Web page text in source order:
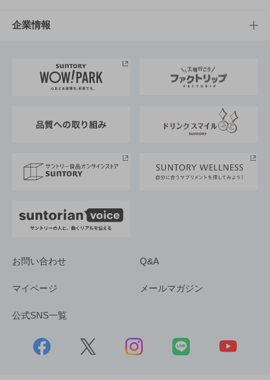
栄養成分一覧
工場見学
地域情報
サントリーホール
サントリーサンバーズ大阪
サステナビリティTOP
サントリーが考えるサステナビリティ経営
企業情報
企業概要
採用情報
お問い合わせ Q&A
マイページ メールマガジン
公式SNS一覧